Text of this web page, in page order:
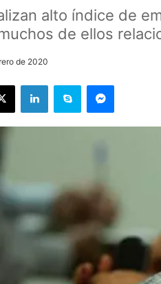
alto índice de
de ellos
de 2020